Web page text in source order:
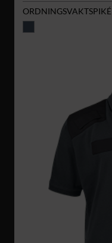
ORDNINGSVAKTSPIKÉ